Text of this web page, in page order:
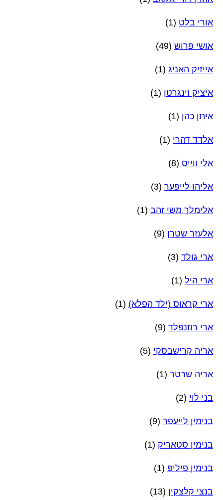
אורי בלט (1)
אושי פרוש (49)
אייזיק האניג (1)
איציק וינגרטן (1)
איתן כהן (1)
אלדד דהרי (1)
אלי ווייס (8)
אליהו לייפער (3)
אלימלך משי זהב (1)
אלעזר שטרן (9)
ארי גולד (3)
ארי היל (1)
ארי קראוס (ילד הפלא) (1)
ארי רוזנפלד (9)
אריה קרישבסקי (5)
אריה שרטר (1)
בני לוי (2)
בנימין לייעפר (9)
בנימין סטאריק (1)
בנימין פיליפ (1)
בנצי קלצקין (13)